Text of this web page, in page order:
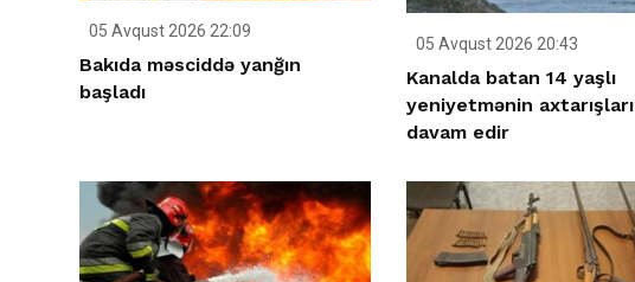
05 Avqust 2026 22:09
Bakıda məsciddə yanğın
başladı
05 Avqust 2026 20:43
Kanalda batan 14 yaşlı
yeniyetmənin axtarışları
davam edir